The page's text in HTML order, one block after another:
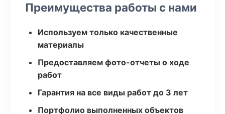
Преимущества работы с нами
Используем только качественные
материалы
Предоставляем фото-отчеты о ходе
работ
Гарантия на все виды работ до 3 лет
Портфолио выполненных объектов